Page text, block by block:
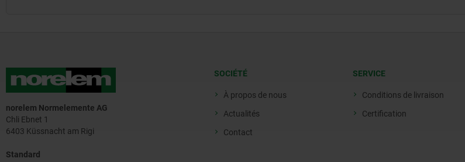
norelem Normelemente AG
Chli Ebnet 1
6403 Küssnacht am Rigi
Standard
SOCIÉTÉ
À propos de nous
Actualités
Contact
SERVICE
Conditions de livraison
Certification